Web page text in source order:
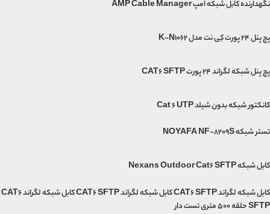
نگهدارنده کابل شبکه امپ AMP Cable Manager
پچ پنل 24 پورت کِی نت مدل K-N1062
پچ پنل شبکه لگراند 24 پورت CAT6 SFTP
کانکتور شبکه بدون شیلد Cat 6 UTP
تستر شبکه NOYAFA NF-8209S
کابل شبکه Nexans Outdoor Cat6 SFTP
کابل شبکه لگراند CAT6 SFTP کابل شبکه لگراند CAT6 SFTP کابل شبکه لگراند CAT6
SFTP حلقه 500 متری تست دار